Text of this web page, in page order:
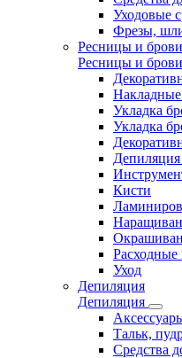
Уходовые
Фрезы,
Ресницы и брови
Ресницы и брови
Укладка
Укладка
Кисти
Уход
Депиляция
Депиляция
Тальк,
Средства